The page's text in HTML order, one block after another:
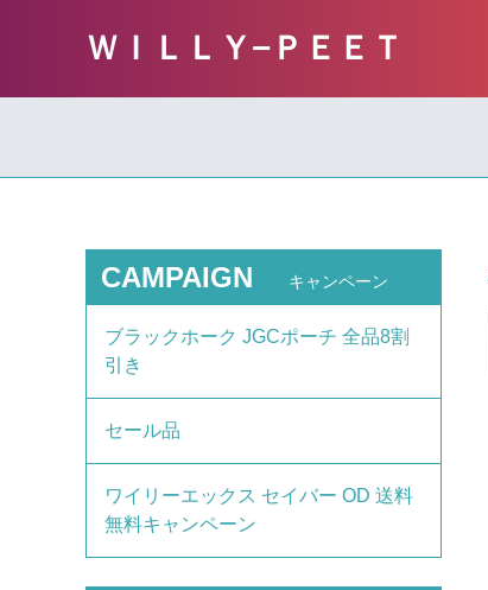
ＷＩＬＬＹ−ＰＥＥＴ
CAMPAIGN キャンペーン
ブラックホーク JGCポーチ 全品8割
引き
セール品
ワイリーエックス セイバー OD 送料
無料キャンペーン